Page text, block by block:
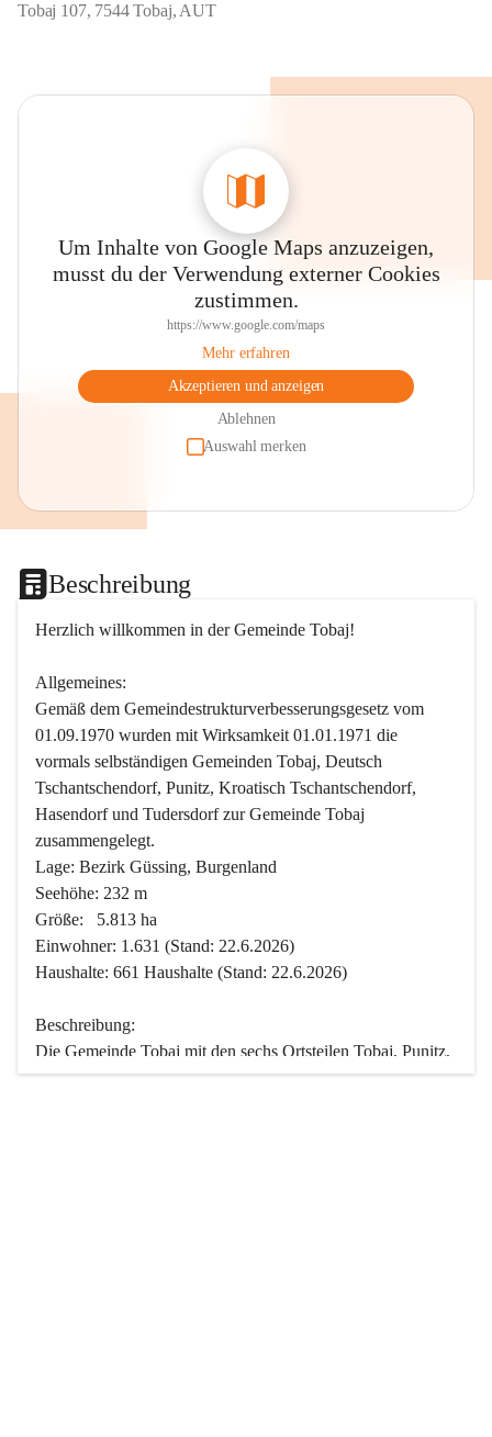
Tobaj 107, 7544 Tobaj, AUT
Um Inhalte von Google Maps anzuzeigen,
musst du der Verwendung externer Cookies
zustimmen.
https://www.google.com/maps
Mehr erfahren
Akzeptieren und anzeigen
Ablehnen
Auswahl merken
Beschreibung
Herzlich willkommen in der Gemeinde Tobaj!
Allgemeines:
Gemäß dem Gemeindestrukturverbesserungsgesetz vom
01.09.1970 wurden mit Wirksamkeit 01.01.1971 die
vormals selbständigen Gemeinden Tobaj, Deutsch
Tschantschendorf, Punitz, Kroatisch Tschantschendorf,
Hasendorf und Tudersdorf zur Gemeinde Tobaj
zusammengelegt.
Lage: Bezirk Güssing, Burgenland
Seehöhe: 232 m
Größe:   5.813 ha
Einwohner: 1.631 (Stand: 22.6.2026)
Haushalte: 661 Haushalte (Stand: 22.6.2026)
Beschreibung:
Die Gemeinde Tobaj mit den sechs Ortsteilen Tobaj, Punitz,
Deutsch Tschantschendorf, Kroatisch Tschantschendorf,